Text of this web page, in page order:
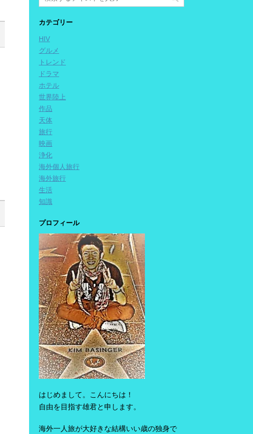
カテゴリー
HIV
グルメ
トレンド
ドラマ
ホテル
世界陸上
作品
天体
旅行
映画
浄化
海外個人旅行
海外旅行
生活
知識
プロフィール
はじめまして。こんにちは！
自由を目指す雄君と申します。
海外一人旅が大好きな結構いい歳の独身で